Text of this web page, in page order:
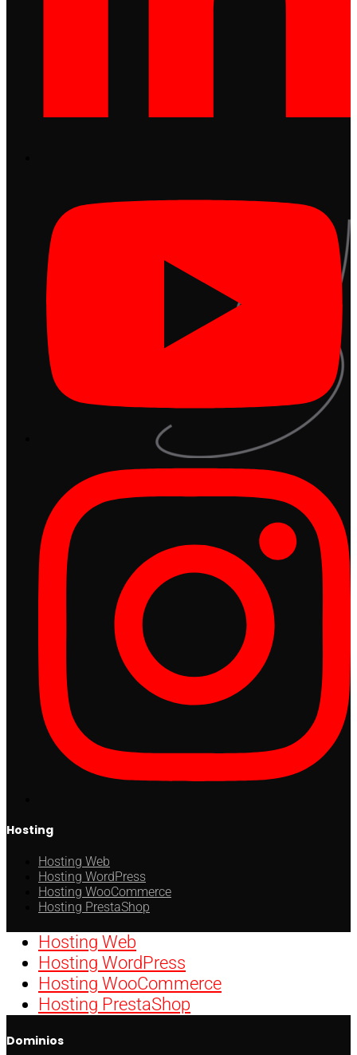
Hosting
Hosting Web
Hosting WordPress
Hosting WooCommerce
Hosting PrestaShop
Hosting Web
Hosting WordPress
Hosting WooCommerce
Hosting PrestaShop
Dominios